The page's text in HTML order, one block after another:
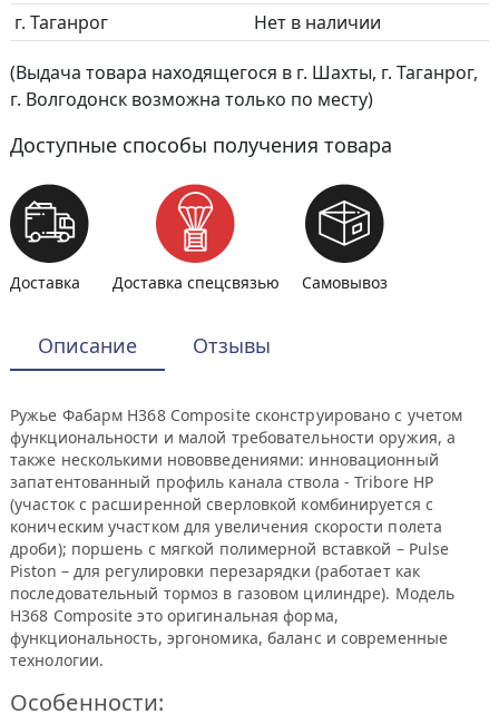
г. Таганрог
Нет в наличии
(Выдача товара находящегося в г. Шахты, г. Таганрог,
г. Волгодонск возможна только по месту)
Доступные способы получения товара
Доставка Доставка спецсвязью Самовывоз
Описание Отзывы
Ружье Фабарм H368 Composite сконструировано с учетом
функциональности и малой требовательности оружия, а
также несколькими нововведениями: инновационный
запатентованный профиль канала ствола - Tribore HP
(участок с расширенной сверловкой комбинируется с
коническим участком для увеличения скорости полета
дроби); поршень с мягкой полимерной вставкой – Pulse
Piston – для регулировки перезарядки (работает как
последовательный тормоз в газовом цилиндре). Модель
H368 Composite это оригинальная форма,
функциональность, эргономика, баланс и современные
технологии.
Особенности: